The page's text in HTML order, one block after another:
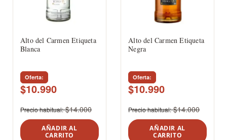
Alto del Carmen Etiqueta
Blanca
Oferta
$10.990
Precio habitual $14.000
AÑADIR AL
CARRITO
Alto del Carmen Etiqueta
Negra
Oferta
$10.990
Precio habitual $14.000
AÑADIR AL
CARRITO